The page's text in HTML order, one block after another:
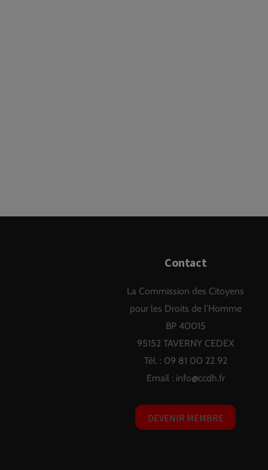
Contact
La Commission des Citoyens
pour les Droits de l'Homme
BP 40015
95152 TAVERNY CEDEX
Tél. : 09 81 00 22 92
Email : info@ccdh.fr
DEVENIR MEMBRE